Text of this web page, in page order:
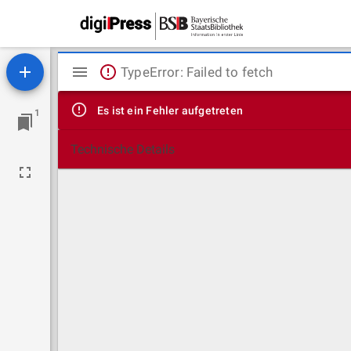
1
Mirador
Viewer
TypeError: Failed to fetch
Es ist ein Fehler aufgetreten
Technische Details